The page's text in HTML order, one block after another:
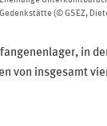
Gedenkstätte (© GSEZ,
in
von insgesamt